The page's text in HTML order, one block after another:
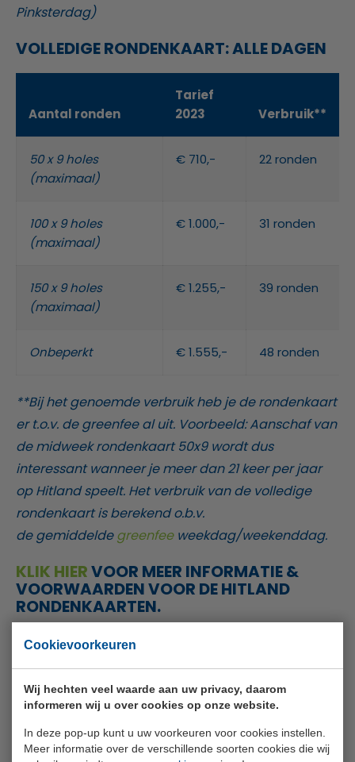
Cookievoorkeuren
Wij hechten veel waarde aan uw privacy, daarom
informeren wij u over cookies op onze website.
In deze pop-up kunt u uw voorkeuren voor cookies instellen.
Meer informatie over de verschillende soorten cookies die wij
Pinksterdag)
VOLLEDIGE RONDENKAART: ALLE DAGEN
Aantal ronden
Tarief
2023
Verbruik**
50 x 9 holes
(maximaal)
€ 710,- 22 ronden
100 x 9 holes
(maximaal)
€ 1.000,- 31 ronden
150 x 9 holes
(maximaal)
€ 1.255,- 39 ronden
Onbeperkt € 1.555,- 48 ronden
**Bij het genoemde verbruik heb je de rondenkaart
er t.o.v. de greenfee al uit. Voorbeeld: Aanschaf van
de midweek rondenkaart 50x9 wordt dus
interessant wanneer je meer dan 21 keer per jaar
op Hitland speelt. Het verbruik van de volledige
rondenkaart is berekend o.b.v.
de gemiddeldegreenfeeweekdag/weekenddag.
KLIK HIERVOOR MEER INFORMATIE &
VOORWAARDEN VOOR DE HITLAND
RONDENKAARTEN.
Jeugd- & studenten jaarkaarten
Leeftijd Tarief 2023
Alle
dagen
Jeugd t/m 14 € 225,- Onbeperkt